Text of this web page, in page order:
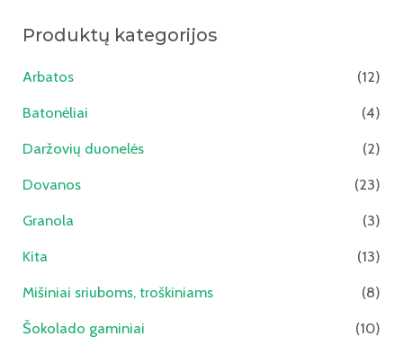
Produktų kategorijos
Arbatos (12)
Batonėliai (4)
Daržovių duonelės (2)
Dovanos (23)
Granola (3)
Kita (13)
Mišiniai sriuboms, troškiniams (8)
Šokolado gaminiai (10)